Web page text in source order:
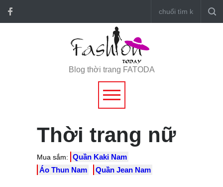
Blog thời trang FATODA
Thời trang nữ
Mua sắm:
Quần Kaki Nam
Áo Thun Nam
Quần Jean Nam